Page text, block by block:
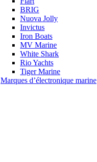
BRIG
Nuova Jolly
Invictus
Iron Boats
MV Marine
White Shark
Rio Yachts
Tiger Marine
Marques d’électronique marine